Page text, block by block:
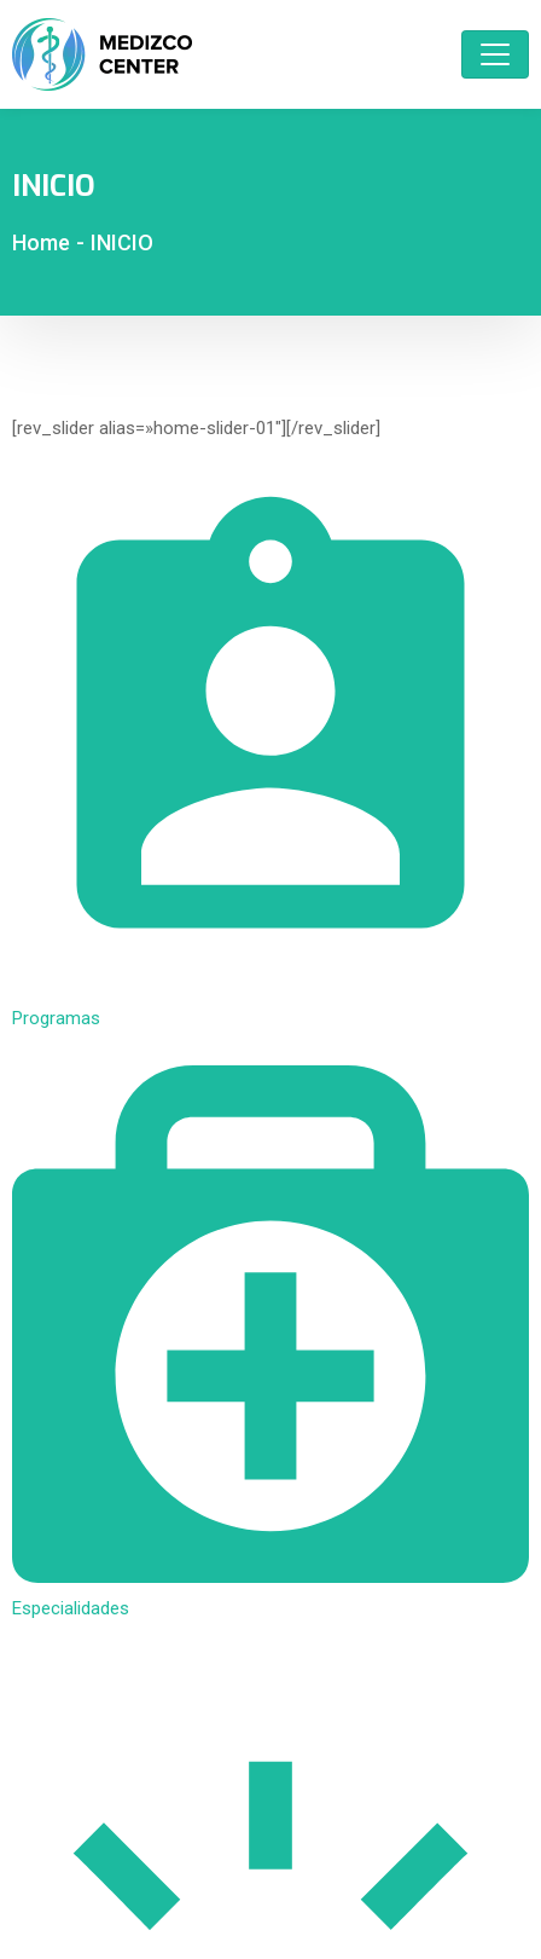
INICIO
Home - INICIO
[rev_slider alias=»home-slider-01″][/rev_slider]
Programas
Especialidades